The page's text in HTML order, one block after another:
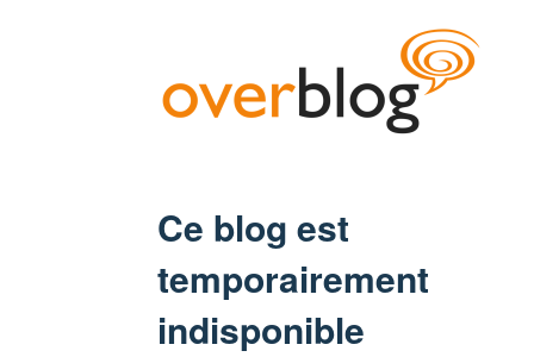
Ce blog est
temporairement
indisponible